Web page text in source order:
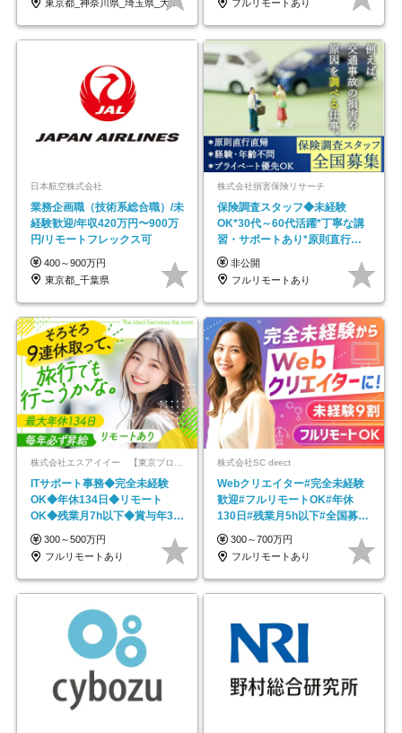
東京都_神奈川県_埼玉県_大阪府_愛知県…
フルリモートあり
日本航空株式会社
業務企画職（技術系総合職）/未
経験歓迎/年収420万円〜900万
円/リモートフレックス可
400～900万円
東京都_千葉県
株式会社損害保険リサーチ
保険調査スタッフ◆未経験
OK*30代～60代活躍*丁寧な講
習・サポートあり*原則直行直
帰／全国募集・業務委託
非公開
フルリモートあり
ITサポート事務◆完全未経験
OK◆年休134日◆リモート
OK◆残業月7h以下◆賞与年3回
◆5年目まで必ず昇給
300～500万円
フルリモートあり
株式会社SC direct
Webクリエイター#完全未経験
歓迎#フルリモートOK#年休
130日#残業月5h以下#全国募集
#最大1年の研修
300～700万円
フルリモートあり